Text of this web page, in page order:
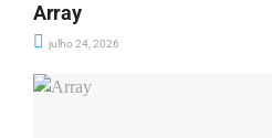
Array
julho 24, 2026